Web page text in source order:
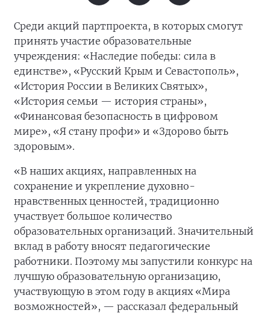
Среди акций партпроекта, в которых смогут
принять участие образовательные
учреждения: «Наследие победы: сила в
единстве», «Русский Крым и Севастополь»,
«История России в Великих Святых»,
«История семьи — история страны»,
«Финансовая безопасность в цифровом
мире», «Я стану профи» и «Здорово быть
здоровым».
«В наших акциях, направленных на
сохранение и укрепление духовно-
нравственных ценностей, традиционно
участвует большое количество
образовательных организаций. Значительный
вклад в работу вносят педагогические
работники. Поэтому мы запустили конкурс на
лучшую образовательную организацию,
участвующую в этом году в акциях «Мира
возможностей», — рассказал федеральный